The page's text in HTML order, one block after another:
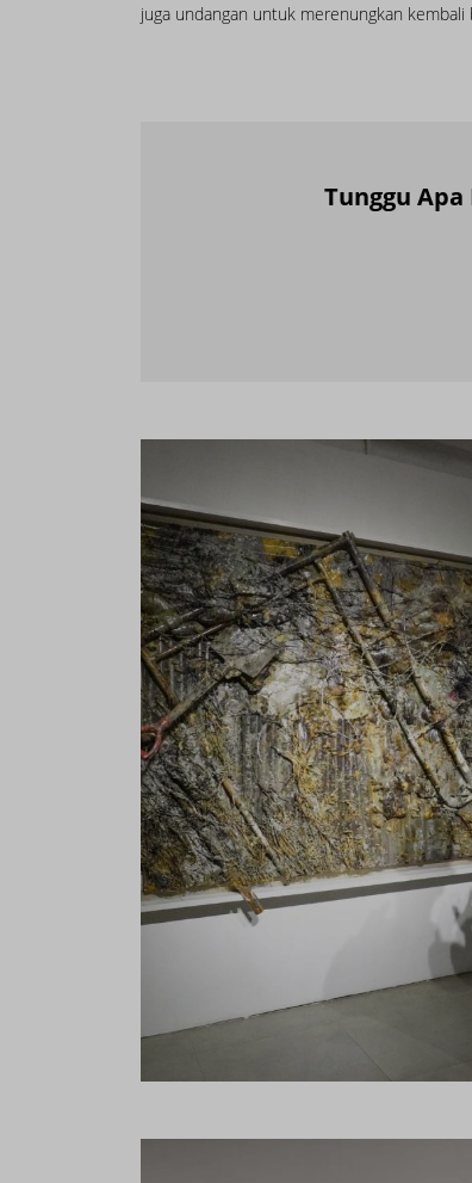
juga undangan untuk merenungkan
Tunggu